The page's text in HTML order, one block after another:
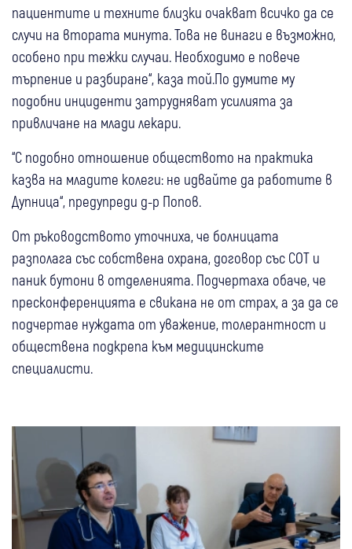
пациентите и техните близки очакват всичко да се
случи на втората минута. Това не винаги е възможно,
особено при тежки случаи. Необходимо е повече
търпение и разбиране“, каза той.По думите му
подобни инциденти затрудняват усилията за
привличане на млади лекари.
“С подобно отношение обществото на практика
казва на младите колеги: не идвайте да работите в
Дупница“, предупреди д-р Попов.
От ръководството уточниха, че болницата
разполага със собствена охрана, договор със СОТ и
паник бутони в отделенията. Подчертаха обаче, че
пресконференцията е свикана не от страх, а за да се
подчертае нуждата от уважение, толерантност и
обществена подкрепа към медицинските
специалисти.